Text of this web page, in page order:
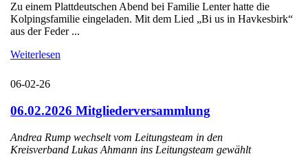
Zu einem Plattdeutschen Abend bei Familie Lenter hatte die
Kolpingsfamilie eingeladen. Mit dem Lied „Bi us in Havkesbirk“
aus der Feder ...
Weiterlesen
06-02-26
06.02.2026 Mitgliederversammlung
Andrea Rump wechselt vom Leitungsteam in den
Kreisverband Lukas Ahmann ins Leitungsteam gewählt